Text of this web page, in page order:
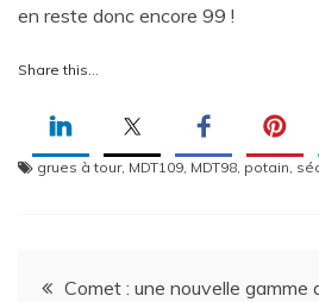
en reste donc encore 99 !
Share this…
grues à tour, MDT109 MDT98 potain
Navigation
Comet : une nouvelle gamme